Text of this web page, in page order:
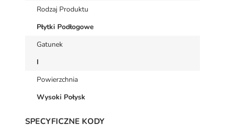
Rodzaj Produktu
Płytki Podłogowe
Gatunek
I
Powierzchnia
Wysoki Połysk
SPECYFICZNE KODY